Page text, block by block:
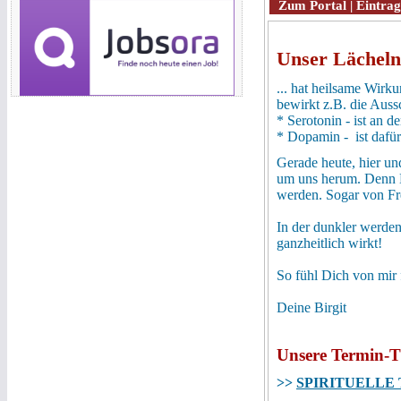
Christusbewusstsein
CM-Therapie
D
Deeksha
Delphine
Drachen
Drogenberatung
Dualseelen
Dämonen-Füttern
Edelsteine
EFT
ELPH
Energie-Arbeit
Enneagramm
Entspannung
Erlösung
Esoterikladen
Evolution
Feng Shui
Festivals
Film
Finanzen
Zum Portal |
Unser Lächeln
... hat heilsame
bewirkt z.B. die
* Serotonin - ist an
* Dopamin - ist
Gerade heute, hier
um uns herum. Denn
werden. Sogar von
In der dunkler
ganzheitlich wirkt!
So fühl Dich von mir
Deine Birgit
Unsere Termin-
>> SPIRITUELLE